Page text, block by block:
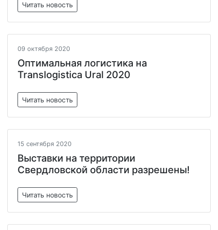
Читать новость
09 октября 2020
Оптимальная логистика на
Translogistica Ural 2020
Читать новость
15 сентября 2020
Выставки на территории
Свердловской области разрешены!
Читать новость